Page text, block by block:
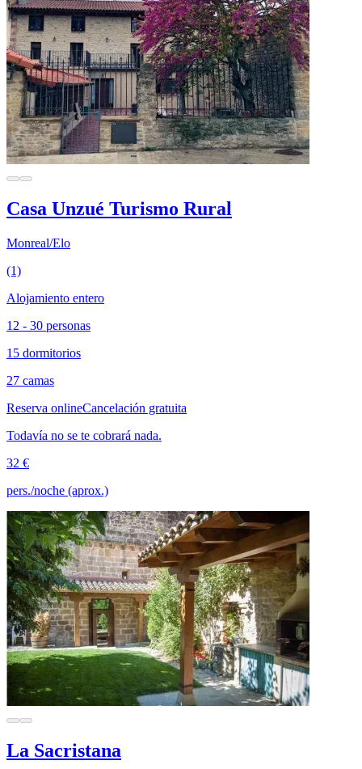
Casa Unzué Turismo Rural
Monreal/Elo
(1)
Alojamiento entero
12 - 30 personas
15 dormitorios
27 camas
Reserva onlineCancelación gratuita
Todavía no se te cobrará nada.
32 €
pers./noche (aprox.)
La Sacristana